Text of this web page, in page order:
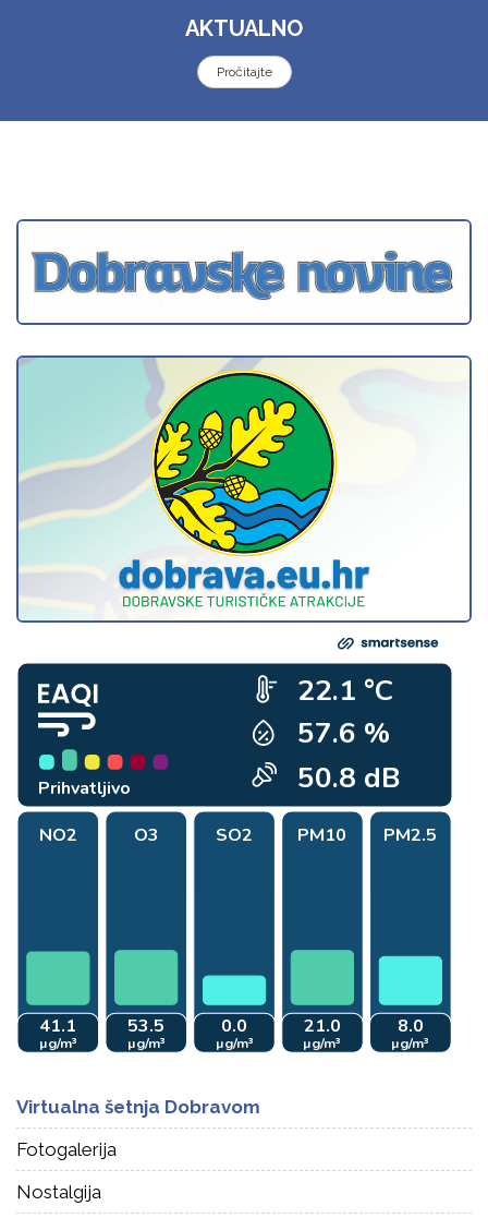
AKTUALNO
Pročitajte
Virtualna šetnja Dobravom
Fotogalerija
Nostalgija